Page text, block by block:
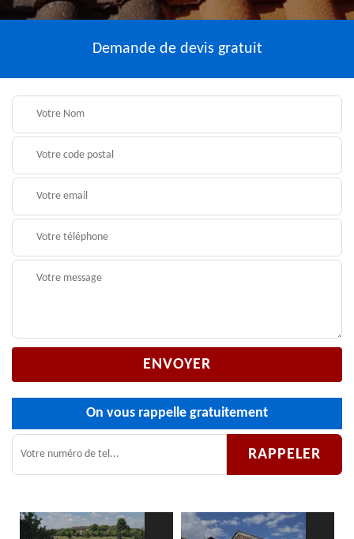
Demande de devis gratuit
On vous rappelle gratuitement